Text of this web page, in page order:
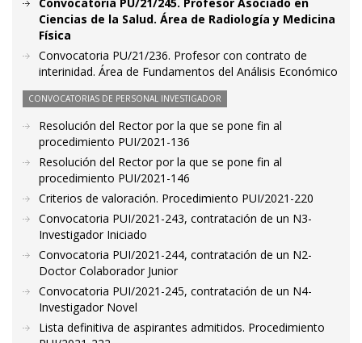
Ciencias de la Salud. Área de Radiología y Medicina
Física
Convocatoria PU/21/236. Profesor con contrato de
interinidad. Área de Fundamentos del Análisis Económico
CONVOCATORIAS DE PERSONAL INVESTIGADOR
Resolución del Rector por la que se pone fin al
procedimiento PUI/2021-136
Resolución del Rector por la que se pone fin al
procedimiento PUI/2021-146
Criterios de valoración. Procedimiento PUI/2021-220
Convocatoria PUI/2021-243, contratación de un N3-
Investigador Iniciado
Convocatoria PUI/2021-244, contratación de un N2-
Doctor Colaborador Junior
Convocatoria PUI/2021-245, contratación de un N4-
Investigador Novel
Lista definitiva de aspirantes admitidos. Procedimiento